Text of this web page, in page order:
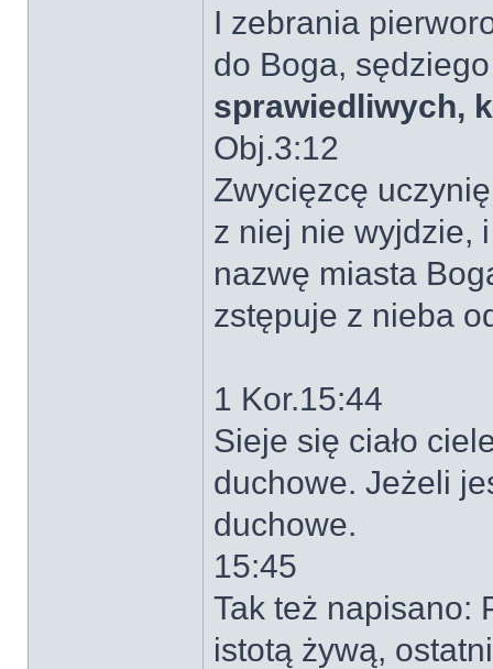
I zebrania
do Boga,
sprawiedliwych,
Obj.3:12
Zwycięzcę
z niej nie wyjdzie,
nazwę miasta
zstępuje z nieba
1 Kor.15:44
Sieje się ciało
duchowe. Jeżeli
duchowe.
15:45
Tak też napisano:
istotą żywą,